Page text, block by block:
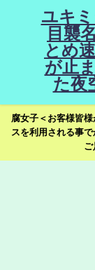
ユキ
目襲
とめ
が止
た夜
腐女子＜お客様皆
スを利用される事
ご